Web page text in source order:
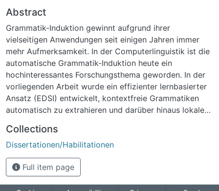
Abstract
Grammatik-Induktion gewinnt aufgrund ihrer
vielseitigen Anwendungen seit einigen Jahren immer
mehr Aufmerksamkeit. In der Computerlinguistik ist die
automatische Grammatik-Induktion heute ein
hochinteressantes Forschungsthema geworden. In der
vorliegenden Arbeit wurde ein effizienter lernbasierter
Ansatz (EDSI) entwickelt, kontextfreie Grammatiken
automatisch zu extrahieren und darüber hinaus lokale
(Effiziente Distillation syntaktischer Informationen)
wurde auf englischen und deutschen Korpora evaluiert
und mit den klassischen Ansatz ABL verglichen. Die
Verarbeitungseffizienz wird wesentlich erhöht, während
Collections
Dissertationen/Habilitationen
Full item page